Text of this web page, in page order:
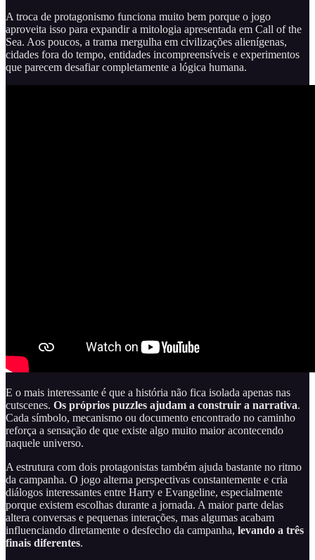
A troca de protagonismo funciona muito bem porque o jogo
aproveita isso para expandir a mitologia apresentada em Call of the
Sea. Aos poucos, a trama mergulha em civilizações alienígenas,
cidades fora do tempo, entidades incompreensíveis e experimentos
que parecem desafiar completamente a lógica humana.
E o mais interessante é que a história não fica isolada apenas nas
cutscenes. Os próprios puzzles ajudam a construir a narrativa.
Cada símbolo, mecanismo ou documento encontrado no caminho
reforça a sensação de que existe algo muito maior acontecendo
naquele universo.
A estrutura com dois protagonistas também ajuda bastante no ritmo
da campanha. O jogo alterna perspectivas constantemente e cria
diálogos interessantes entre Harry e Evangeline, especialmente
porque existem escolhas durante a jornada. A maior parte delas
altera conversas e pequenas interações, mas algumas acabam
influenciando diretamente o desfecho da campanha, levando a três
finais diferentes.